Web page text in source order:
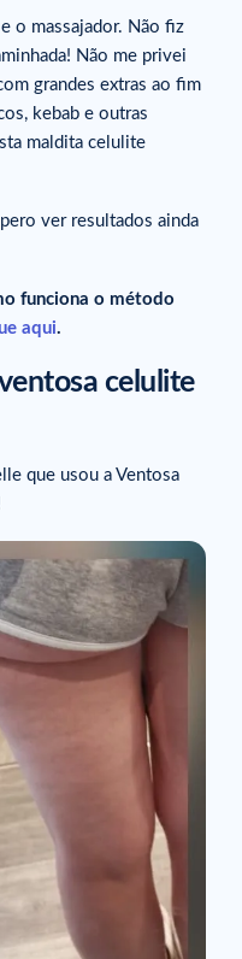
o massajador. Não fiz
Não me privei
grandes extras ao fim
kebab e outras
maldita celulite
ver resultados ainda
funciona o método
aqui.
celulite
que usou a Ventosa